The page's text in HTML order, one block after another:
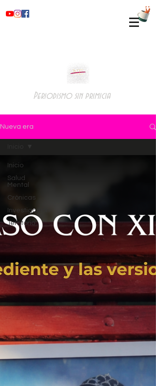
Periodismo sin primicia
Nueva era
Inicio
Salud
Mental
Crónicas
Investigación
Territorio